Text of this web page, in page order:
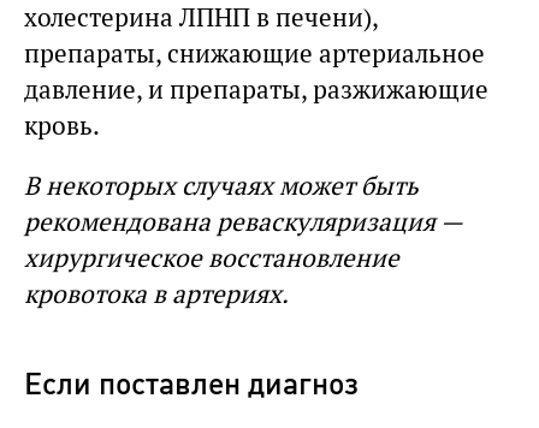
холестерина ЛПНП в печени),
препараты, снижающие артериальное
давление, и препараты, разжижающие
кровь.
В некоторых случаях может быть
рекомендована реваскуляризация —
хирургическое восстановление
кровотока в артериях.
Если поставлен диагноз